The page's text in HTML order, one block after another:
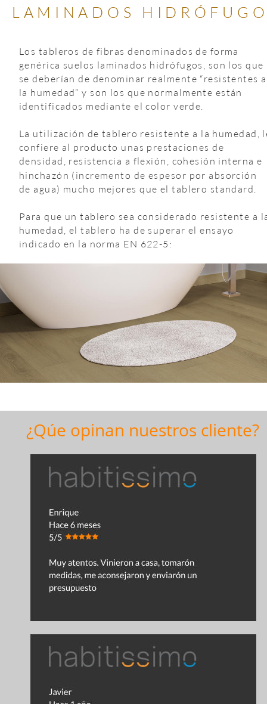
¿Qúe opinan nuestros cliente?
LAMINADOS
Los tableros de fibras denominados de forma
genérica suelos laminados hidrófugos, son los que
se deberían de denominar realmente “resistentes
la humedad” y son los que normalmente están
identificados mediante el color verde.
La utilización de tablero resistente a la humedad,
confiere al producto unas prestaciones de
densidad, resistencia a flexión, cohesión interna e
hinchazón (incremento de espesor por absorción
de agua) mucho mejores que el tablero standard.
Para que un tablero sea considerado resistente a
humedad, el tablero ha de superar el ensayo
indicado en la norma EN 622-5: